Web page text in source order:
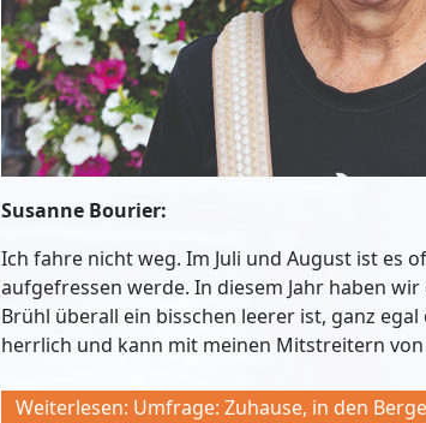
Susanne Bourier:
Ich fahre nicht weg. Im Juli und August ist es
aufgefressen werde. In diesem Jahr haben
Brühl überall ein bisschen leerer ist, ganz
herrlich und kann mit meinen Mitstreitern
Weiterlesen: Umfrage: Zuhause, in den